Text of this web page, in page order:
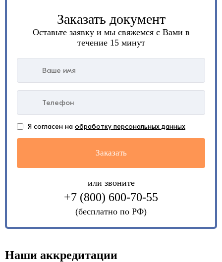
Заказать документ
Оставьте заявку и мы свяжемся с Вами в
течение 15 минут
Я согласен на обработку персональных данных
или звоните
+7 (800) 600-70-55
(бесплатно по РФ)
Наши аккредитации